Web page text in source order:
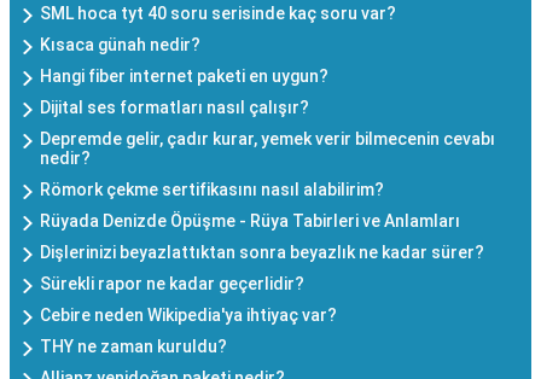
SML hoca tyt 40 soru serisinde kaç soru var?
Kısaca günah nedir?
Hangi fiber internet paketi en uygun?
Dijital ses formatları nasıl çalışır?
Depremde gelir, çadır kurar, yemek verir bilmecenin cevabı
nedir?
Römork çekme sertifikasını nasıl alabilirim?
Rüyada Denizde Öpüşme - Rüya Tabirleri ve Anlamları
Dişlerinizi beyazlattıktan sonra beyazlık ne kadar sürer?
Sürekli rapor ne kadar geçerlidir?
Cebire neden Wikipedia'ya ihtiyaç var?
THY ne zaman kuruldu?